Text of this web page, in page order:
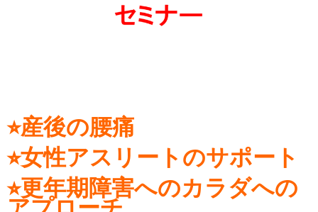
⭐︎産後の腰痛
⭐︎女性アスリートのサポート
⭐︎更年期障害へのカラダへの